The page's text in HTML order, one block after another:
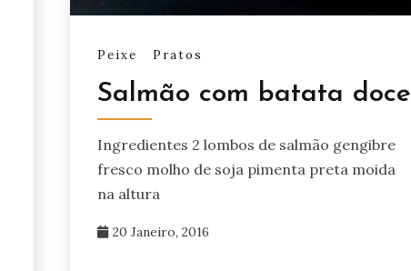
Peixe Pratos
Salmão com batata doce
Ingredientes 2 lombos de salmão gengibre
fresco molho de soja pimenta preta moida
na altura
20 Janeiro, 2016